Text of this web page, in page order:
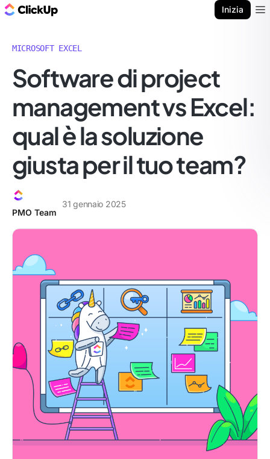
Inizia
MICROSOFT EXCEL
Software di project
management vs Excel:
qual è la soluzione
giusta per il tuo team?
PMO Team
31 gennaio 2025